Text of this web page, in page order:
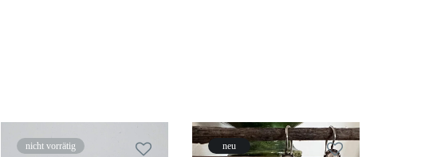
nicht vorrätig neu